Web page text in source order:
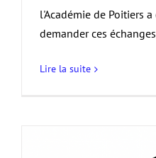
l'Académie de Poitiers
demander ces
Lire la suite